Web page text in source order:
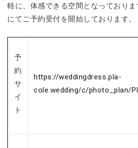
軽に、体感できる空間となっておりま
にてご予約受付を開始しております。
予
約
サ
イ
ト
https://weddingdress.pla-
cole.wedding/c/photo_plan/